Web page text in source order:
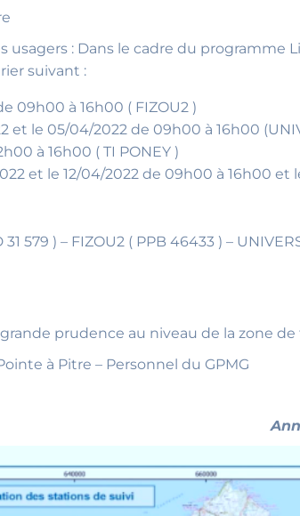
usagers : Dans le cadre du programme
suivant :
09h00 à 16h00 ( FIZOU2 )
et le 05/04/2022 de 09h00 à 16h00
à 16h00 ( TI PONEY )
et le 12/04/2022 de 09h00 à 16h00 et
579 ) – FIZOU2 ( PPB 46433 ) –
prudence au niveau de la zone de
à Pitre – Personnel du GPMG